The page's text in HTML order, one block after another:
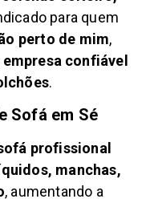
para quem
perto de mim,
empresa confiável
.
Sofá em Sé
profissional
manchas,
, aumentando a